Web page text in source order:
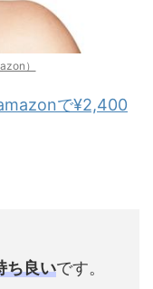
）
で¥2,400
ち良いです。